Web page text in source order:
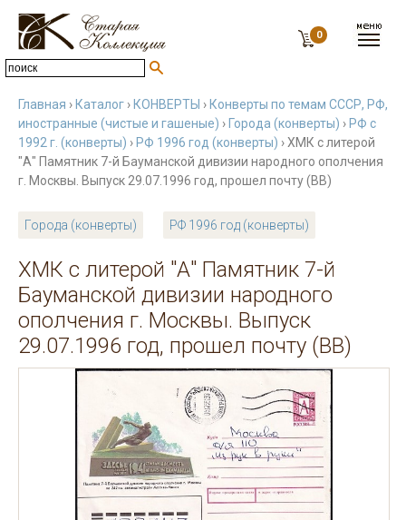
0
Главная › Каталог › КОНВЕРТЫ › Конверты по темам СССР, РФ,
иностранные (чистые и гашеные) › Города (конверты) › РФ с
1992 г. (конверты) › РФ 1996 год (конверты) › ХМК с литерой
"А" Памятник 7-й Бауманской дивизии народного ополчения
г. Москвы. Выпуск 29.07.1996 год, прошел почту (ВВ)
Города (конверты) РФ 1996 год (конверты)
ХМК с литерой "А" Памятник 7-й
Бауманской дивизии народного
ополчения г. Москвы. Выпуск
29.07.1996 год, прошел почту (ВВ)